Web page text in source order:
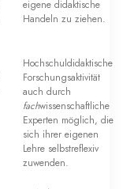
eigene didaktische
Handeln zu ziehen.
Hochschuldidaktische
Forschungsaktivität
auch durch
fachwissenschaftliche
Experten möglich, die
sich ihrer eigenen
Lehre selbstreflexiv
zuwenden.